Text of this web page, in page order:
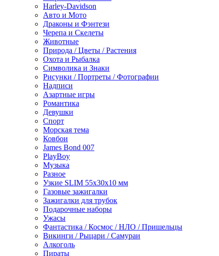
Harley-Davidson
Авто и Мото
Драконы и Фэнтези
Черепа и Скелеты
Животные
Природа / Цветы / Растения
Охота и Рыбалка
Символика и Знаки
Рисунки / Портреты / Фотографии
Надписи
Азартные игры
Романтика
Девушки
Спорт
Морская тема
Ковбои
James Bond 007
PlayBoy
Музыка
Разное
Узкие SLIM 55x30x10 мм
Газовые зажигалки
Зажигалки для трубок
Подарочные наборы
Ужасы
Фантастика / Космос / НЛО / Пришельцы
Викинги / Рыцари / Самураи
Алкоголь
Пираты